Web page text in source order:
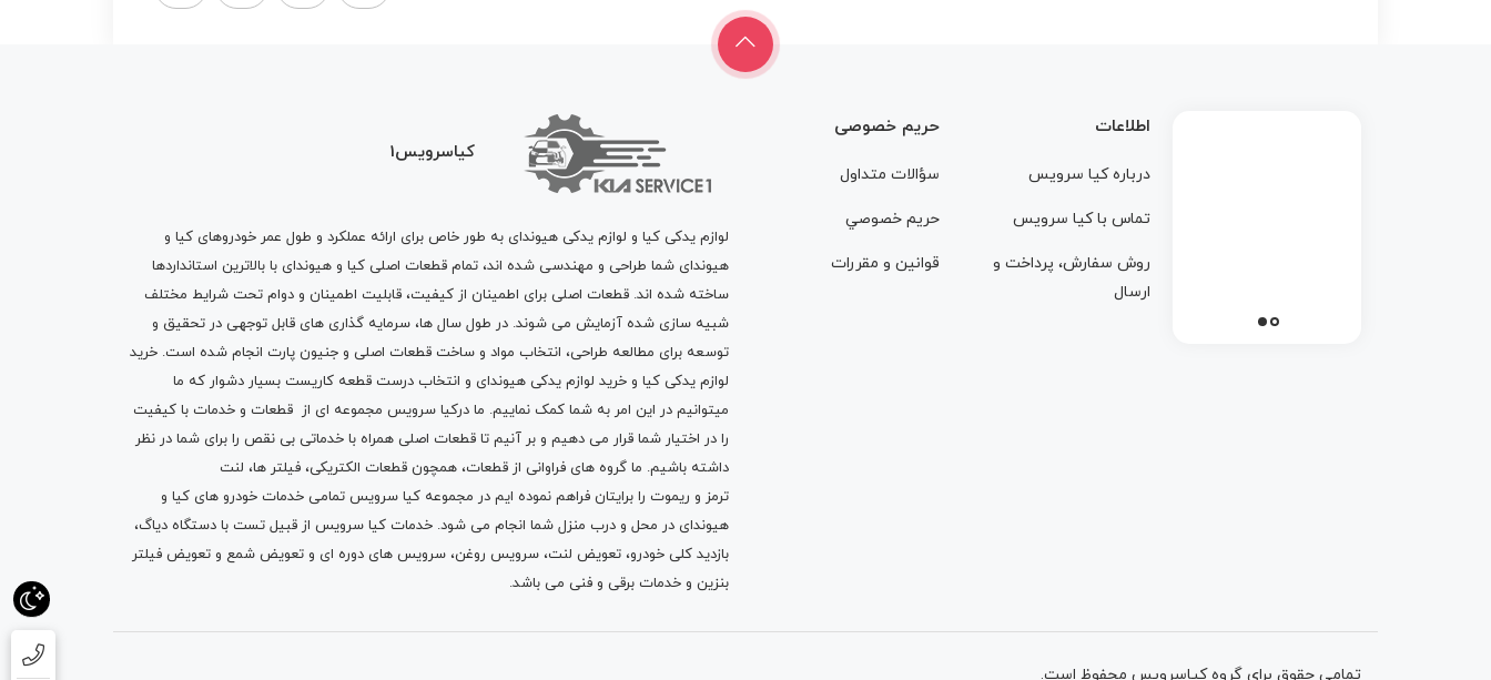
اطلاعات
درباره کيا سرويس
تماس با کيا سرويس
روش سفارش، پرداخت و
ارسال
حریم خصوصی
سؤالات متداول
حريم خصوصي
قوانين و مقررات
کیاسرویس1
لوازم یدکی کیا و لوازم یدکی هیوندای به طور خاص برای ارائه عملکرد و طول عمر خودروهای کیا و
هیوندای شما طراحی و مهندسی شده اند، تمام قطعات اصلی کیا و هیوندای با بالاترین استانداردها
ساخته شده اند. قطعات اصلی برای اطمینان از کیفیت، قابلیت اطمینان و دوام تحت شرایط مختلف
شبیه سازی شده آزمایش می شوند. در طول سال ها، سرمایه گذاری های قابل توجهی در تحقیق و
توسعه برای مطالعه طراحی، انتخاب مواد و ساخت قطعات اصلی و جنیون پارت انجام شده است. خرید
لوازم یدکی کیا و خرید لوازم یدکی هیوندای و انتخاب درست قطعه کاریست بسیار دشوار که ما
میتوانیم در این امر به شما کمک نماییم. ما درکیا سرویس مجموعه ای از قطعات و خدمات با کیفیت
را در اختیار شما قرار می دهیم و بر آنیم تا قطعات اصلی همراه با خدماتی بی نقص را برای شما در نظر
داشته باشیم. ما گروه های فراوانی از قطعات، همچون قطعات الکتریکی، فیلتر ها، لنت
ترمز و ریموت را برایتان فراهم نموده ایم در مجموعه کیا سرویس تمامی خدمات خودرو های کیا و
هیوندای در محل و درب منزل شما انجام می شود. خدمات کیا سرویس از قبیل تست با دستگاه دیاگ،
بازدید کلی خودرو، تعویض لنت، سرویس روغن، سرویس های دوره ای و تعویض شمع و تعویض فیلتر
بنزین و خدمات برقی و فنی می باشد.
تمامی حقوق برای گروه کیاسرویس محفوظ است.